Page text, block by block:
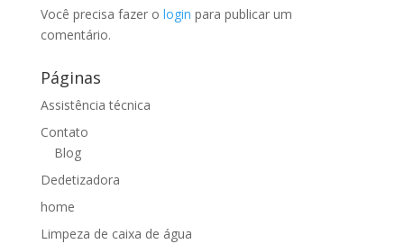
Você precisa fazer o login para publicar um
comentário.
Páginas
Assistência técnica
Contato
Blog
Dedetizadora
home
Limpeza de caixa de água